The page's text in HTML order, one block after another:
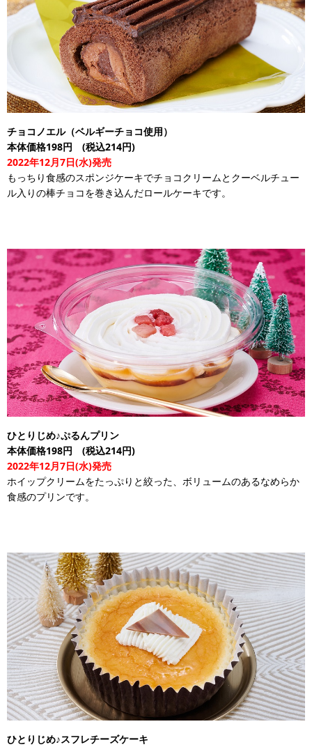
チョコノエル（ベルギーチョコ使用）
本体価格198円 (税込214円)
2022年12月7日(水)発売
もっちり食感のスポンジケーキでチョコクリームとクーベルチュー
ル入りの棒チョコを巻き込んだロールケーキです。
ひとりじめ♪ぷるんプリン
本体価格198円 (税込214円)
2022年12月7日(水)発売
ホイップクリームをたっぷりと絞った、ボリュームのあるなめらか
食感のプリンです。
ひとりじめ♪スフレチーズケーキ